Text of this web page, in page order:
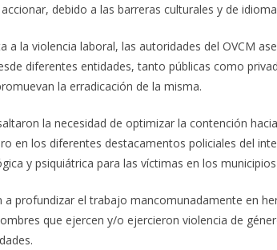
debido a las barreras culturales y de
a la violencia laboral, las autoridades del OVCM
diferentes entidades, tanto públicas como
la erradicación de la misma.
la necesidad de optimizar la contención
en los diferentes destacamentos policiales del
y psiquiátrica para las víctimas en los
a profundizar el trabajo mancomunadamente en
que ejercen y/o ejercieron violencia de